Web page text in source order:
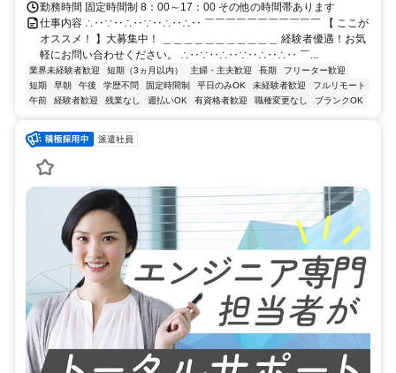
勤務時間 固定時間制 8：00～17：00 その他の時間帯あります
仕事内容 ∴‥∵‥∴‥∵‥∴‥∴‥ ￣￣￣￣￣￣￣￣￣￣￣ 【 ここが
オススメ！ 】大募集中！ ＿＿＿＿＿＿＿＿＿＿＿ 経験者優遇！お気
軽にお問い合わせください。 ∴‥∵‥∴‥∵‥∴‥∴‥ ￣...
業界未経験者歓迎 短期（3ヵ月以内） 主婦・主夫歓迎 長期
フリーター歓迎
短期
早朝 午後 学歴不問 固定時間制 平日のみOK 未経験者歓迎
フルリモート
午前
経験者歓迎 残業なし 週払いOK 有資格者歓迎 職種変更なし ブランクOK
派遣社員